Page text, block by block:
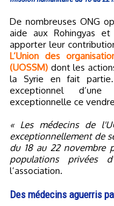
De nombreuses ONG opèrent au Bangladesh pour venir en
aide aux Rohingyas
apporter leur
L’Union des
(UOSSM) dont les
la Syrie en fait partie.
exceptionnel d’une
exceptionnelle ce
« Les médecins de
exceptionnellement de
du 18 au 22 novembre
populations privées
l’association.
Des médecins aguerris